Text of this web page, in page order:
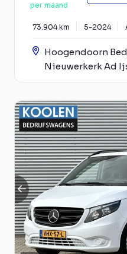
per maand
73.904 km 5-2024
Hoogendoorn
Nieuwerkerk Ad